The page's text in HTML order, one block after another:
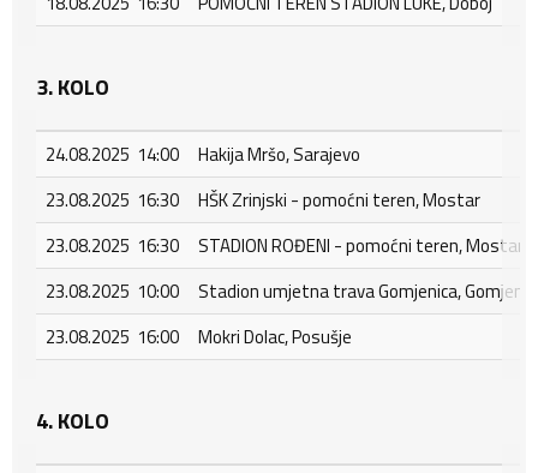
3. KOLO
24.08.2025 14:00
Hakija Mršo, Sarajevo
23.08.2025 16:30
HŠK Zrinjski - pomoćni teren, Mostar
23.08.2025 16:30
STADION ROĐENI - pomoćni teren, Mostar
23.08.2025 10:00
Stadion umjetna trava Gomjenica,
23.08.2025 16:00
Mokri Dolac, Posušje
4. KOLO